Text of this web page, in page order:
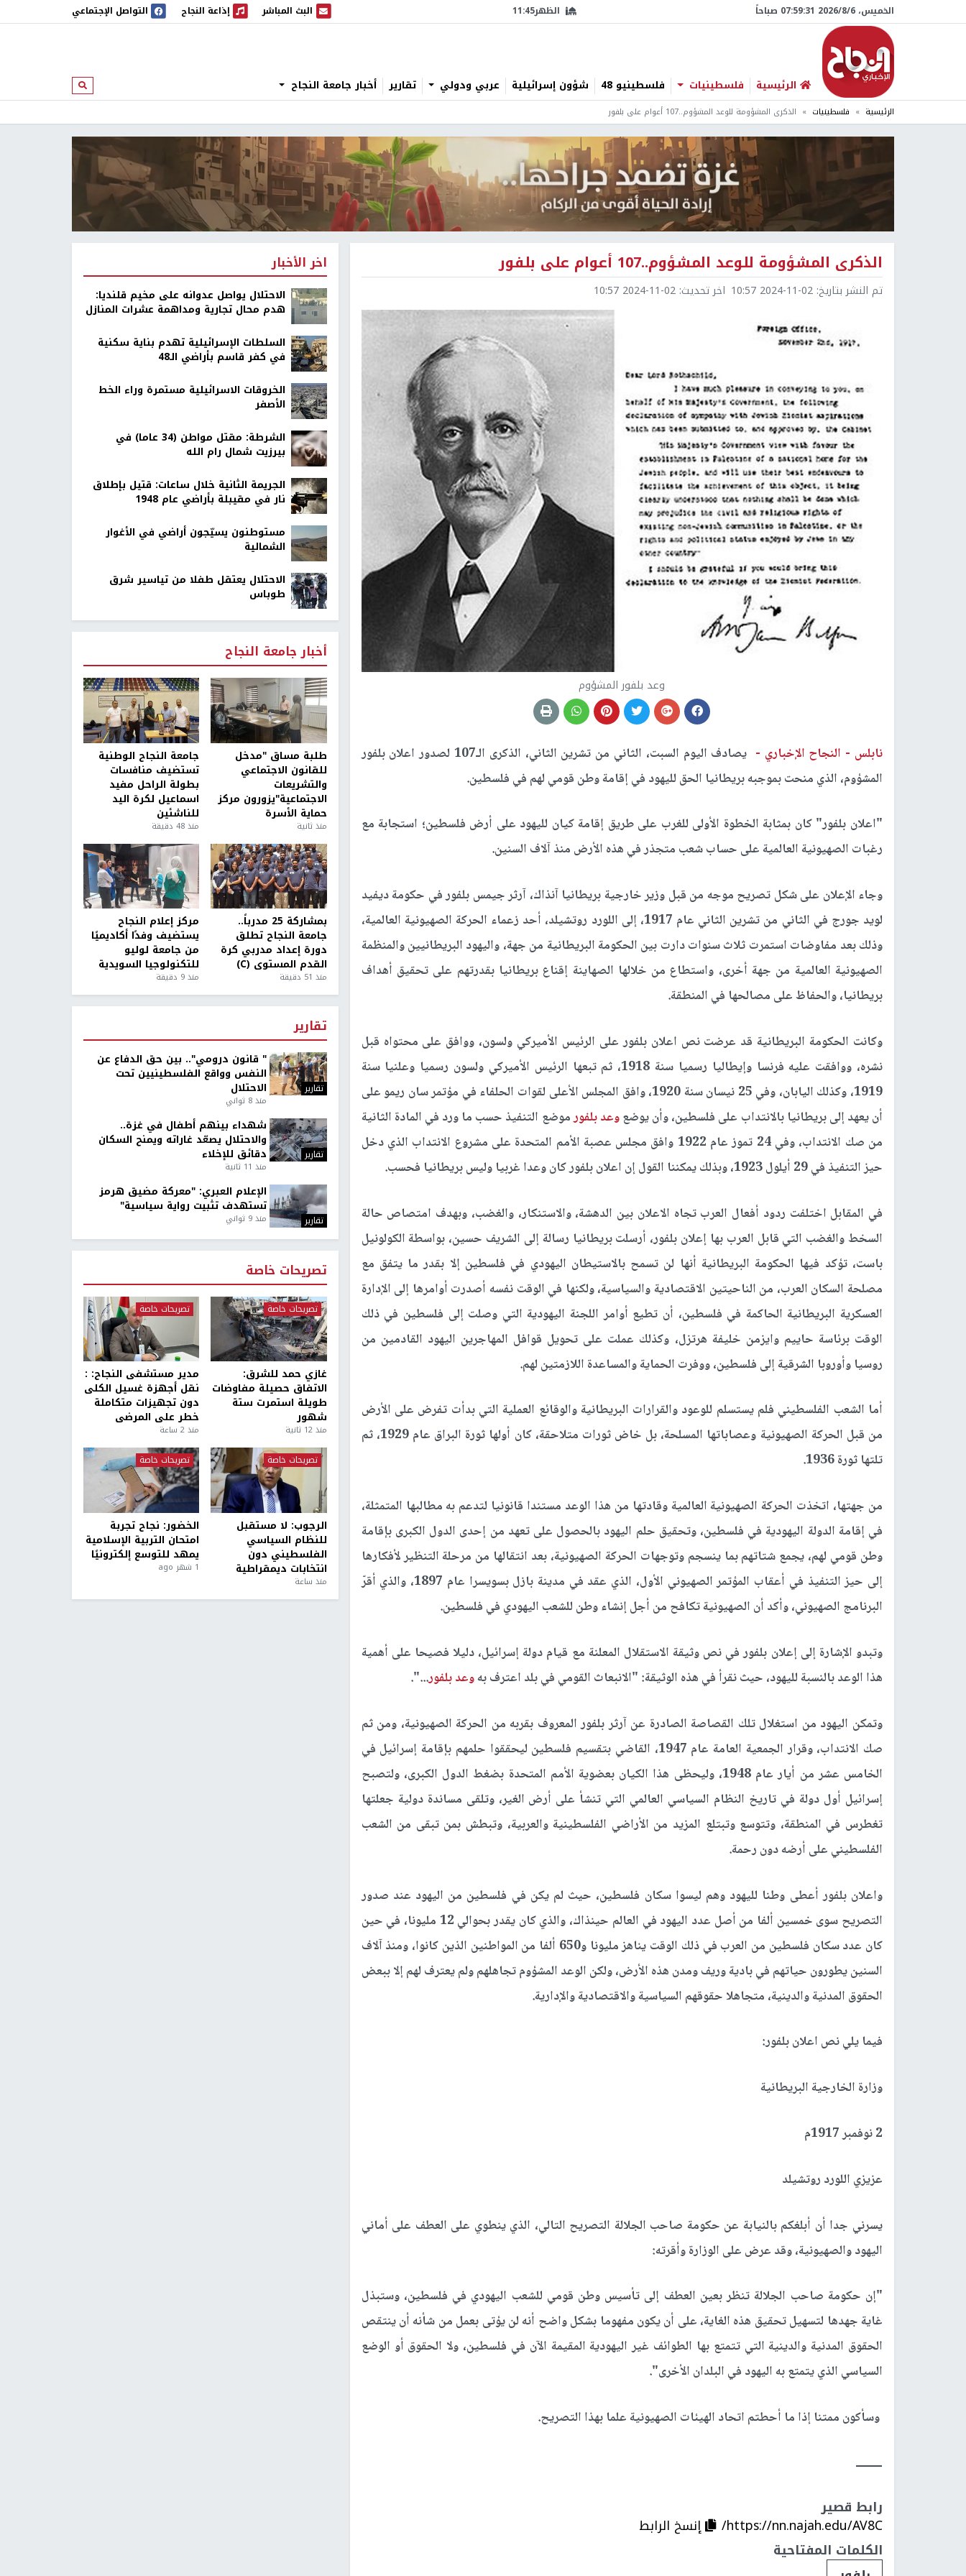
الخميس، 6/‏8/‏2026 07:59:32 صباحاً الظهر11:45 البث المباشر
البث المباشر إذاعة النجاح
إذاعة النجاح التواصل الإجتماعي
الرئيسية فلسطينيات فلسطينيو 48 شؤون إسرائيلية عربي ودولي تقارير أخبار جامعة النجاح ابحث
الرئيسية فلسطينيات الذكرى المشؤومة للوعد المشؤوم..107 أعوام على بلفور
الذكرى المشؤومة للوعد المشؤوم..107 أعوام على بلفور
تم النشر بتاريخ: 2024-11-02 10:57 اخر تحديث: 2024-11-02 10:57
وعد بلفور المشؤوم
نابلس - النجاح الإخباري -
يصادف اليوم السبت، الثاني من تشرين الثاني، الذكرى الـ107 لصدور اعلان بلفور
المشؤوم، الذي منحت بموجبه بريطانيا الحق لليهود في إقامة وطن قومي لهم في فلسطين.
"اعلان بلفور" كان بمثابة الخطوة الأولى للغرب على طريق إقامة كيان لليهود على أرض فلسطين؛ استجابة مع
رغبات الصهيونية العالمية على حساب شعب متجذر في هذه الأرض منذ آلاف السنين.
وجاء الإعلان على شكل تصريح موجه من قبل وزير خارجية بريطانيا آنذاك، آرثر جيمس بلفور في حكومة ديفيد
لويد جورج في الثاني من تشرين الثاني عام 1917، إلى اللورد روتشيلد، أحد زعماء الحركة الصهيونية العالمية،
وذلك بعد مفاوضات استمرت ثلاث سنوات دارت بين الحكومة البريطانية من جهة، واليهود البريطانيين والمنظمة
الصهيونية العالمية من جهة أخرى، واستطاع من خلالها الصهاينة إقناع بريطانيا بقدرتهم على تحقيق أهداف
بريطانيا، والحفاظ على مصالحها في المنطقة.
وكانت الحكومة البريطانية قد عرضت نص اعلان بلفور على الرئيس الأميركي ولسون، ووافق على محتواه قبل
نشره، ووافقت عليه فرنسا وإيطاليا رسميا سنة 1918، ثم تبعها الرئيس الأميركي ولسون رسميا وعلنيا سنة
1919، وكذلك اليابان، وفي 25 نيسان سنة 1920، وافق المجلس الأعلى لقوات الحلفاء في مؤتمر سان ريمو على
أن يعهد إلى بريطانيا بالانتداب على فلسطين، وأن يوضعوعد بلفورموضع التنفيذ حسب ما ورد في المادة الثانية
من صك الانتداب، وفي 24 تموز عام 1922 وافق مجلس عصبة الأمم المتحدة على مشروع الانتداب الذي دخل
حيز التنفيذ في 29 أيلول 1923، وبذلك يمكننا القول إن اعلان بلفور كان وعدا غربيا وليس بريطانيا فحسب.
في المقابل اختلفت ردود أفعال العرب تجاه الاعلان بين الدهشة، والاستنكار، والغضب، وبهدف امتصاص حالة
السخط والغضب التي قابل العرب بها إعلان بلفور، أرسلت بريطانيا رسالة إلى الشريف حسين، بواسطة الكولونيل
باست، تؤكد فيها الحكومة البريطانية أنها لن تسمح بالاستيطان اليهودي في فلسطين إلا بقدر ما يتفق مع
مصلحة السكان العرب، من الناحيتين الاقتصادية والسياسية، ولكنها في الوقت نفسه أصدرت أوامرها إلى الإدارة
العسكرية البريطانية الحاكمة في فلسطين، أن تطيع أوامر اللجنة اليهودية التي وصلت إلى فلسطين في ذلك
الوقت برئاسة حاييم وايزمن خليفة هرتزل، وكذلك عملت على تحويل قوافل المهاجرين اليهود القادمين من
روسيا وأوروبا الشرقية إلى فلسطين، ووفرت الحماية والمساعدة اللازمتين لهم.
أما الشعب الفلسطيني فلم يستسلم للوعود والقرارات البريطانية والوقائع العملية التي بدأت تفرض على الأرض
من قبل الحركة الصهيونية وعصاباتها المسلحة، بل خاض ثورات متلاحقة، كان أولها ثورة البراق عام 1929، ثم
تلتها ثورة 1936.
من جهتها، اتخذت الحركة الصهيونية العالمية وقادتها من هذا الوعد مستندا قانونيا لتدعم به مطالبها المتمثلة،
في إقامة الدولة اليهودية في فلسطين، وتحقيق حلم اليهود بالحصول على تعهد من إحدى الدول الكبرى بإقامة
وطن قومي لهم، يجمع شتاتهم بما ينسجم وتوجهات الحركة الصهيونية، بعد انتقالها من مرحلة التنظير لأفكارها
إلى حيز التنفيذ في أعقاب المؤتمر الصهيوني الأول، الذي عقد في مدينة بازل بسويسرا عام 1897، والذي أقرّ
البرنامج الصهيوني، وأكد أن الصهيونية تكافح من أجل إنشاء وطن للشعب اليهودي في فلسطين.
وتبدو الإشارة إلى إعلان بلفور في نص وثيقة الاستقلال المعلنة مع قيام دولة إسرائيل، دليلا فصيحا على أهمية
هذا الوعد بالنسبة لليهود، حيث نقرأ في هذه الوثيقة: "الانبعاث القومي في بلد اعترف بهوعد بلفور...".
وتمكن اليهود من استغلال تلك القصاصة الصادرة عن آرثر بلفور المعروف بقربه من الحركة الصهيونية، ومن ثم
صك الانتداب، وقرار الجمعية العامة عام 1947، القاضي بتقسيم فلسطين ليحققوا حلمهم بإقامة إسرائيل في
الخامس عشر من أيار عام 1948، وليحظى هذا الكيان بعضوية الأمم المتحدة بضغط الدول الكبرى، ولتصبح
إسرائيل أول دولة في تاريخ النظام السياسي العالمي التي تنشأ على أرض الغير، وتلقى مساندة دولية جعلتها
تغطرس في المنطقة، وتتوسع وتبتلع المزيد من الأراضي الفلسطينية والعربية، وتبطش بمن تبقى من الشعب
الفلسطيني على أرضه دون رحمة.
واعلان بلفور أعطى وطنا لليهود وهم ليسوا سكان فلسطين، حيث لم يكن في فلسطين من اليهود عند صدور
التصريح سوى خمسين ألفا من أصل عدد اليهود في العالم حينذاك، والذي كان يقدر بحوالي 12 مليونا، في حين
كان عدد سكان فلسطين من العرب في ذلك الوقت يناهز مليونا و650 ألفا من المواطنين الذين كانوا، ومنذ آلاف
السنين يطورون حياتهم في بادية وريف ومدن هذه الأرض، ولكن الوعد المشؤوم تجاهلهم ولم يعترف لهم إلا ببعض
الحقوق المدنية والدينية، متجاهلا حقوقهم السياسية والاقتصادية والإدارية.
فيما يلي نص اعلان بلفور:
وزارة الخارجية البريطانية
2 نوفمبر 1917م
عزيزي اللورد روتشيلد
يسرني جدا أن أبلغكم بالنيابة عن حكومة صاحب الجلالة التصريح التالي، الذي ينطوي على العطف على أماني
اليهود والصهيونية، وقد عرض على الوزارة وأقرته:
"إن حكومة صاحب الجلالة تنظر بعين العطف إلى تأسيس وطن قومي للشعب اليهودي في فلسطين، وستبذل
غاية جهدها لتسهيل تحقيق هذه الغاية، على أن يكون مفهوما بشكل واضح أنه لن يؤتى بعمل من شأنه أن ينتقص
الحقوق المدنية والدينية التي تتمتع بها الطوائف غير اليهودية المقيمة الآن في فلسطين، ولا الحقوق أو الوضع
السياسي الذي يتمتع به اليهود في البلدان الأخرى".
وسأكون ممتنا إذا ما أحطتم اتحاد الهيئات الصهيونية علما بهذا التصريح.
ـــــــــ
رابط قصير
https://nn.najah.edu/AV8C/
إنسخ الرابط
الكلمات المفتاحية
اخر الأخبار
الاحتلال يواصل عدوانه على مخيم قلنديا:
هدم محال تجارية ومداهمة عشرات المنازل
السلطات الإسرائيلية تهدم بناية سكنية
في كفر قاسم بأراضي الـ48
الخروقات الاسرائيلية مستمرة وراء الخط
الأصفر
الشرطة: مقتل مواطن (34 عاما) في
بيرزيت شمال رام الله
الجريمة الثانية خلال ساعات: قتيل بإطلاق
نار في مقيبلة بأراضي عام 1948
مستوطنون يسيّجون أراضي في الأغوار
الشمالية
الاحتلال يعتقل طفلا من تياسير شرق
طوباس
أخبار جامعة النجاح
طلبة مساق "مدخل
للقانون الاجتماعي
والتشريعات
الاجتماعية"يزورون مركز
حماية الأسرة
منذ ثانية
جامعة النجاح الوطنية
تستضيف منافسات
بطولة الراحل مفيد
اسماعيل لكرة اليد
للناشئين
منذ 48 دقيقة
بمشاركة 25 مدرباً..
جامعة النجاح تطلق
دورة إعداد مدربي كرة
القدم المستوى (C)
منذ 51 دقيقة
مركز إعلام النجاح
يستضيف وفدًا أكاديميًا
من جامعة لوليو
للتكنولوجيا السويدية
منذ 9 دقيقة
تقارير
تقارير
" قانون درومي".. بين حق الدفاع عن
النفس وواقع الفلسطينيين تحت
الاحتلال
منذ 8 ثواني
تقارير
شهداء بينهم أطفال في غزة..
والاحتلال يصعّد غاراته ويمنح السكان
دقائق للإخلاء
منذ 11 ثانية
تقارير
الإعلام العبري: "معركة مضيق هرمز
تستهدف تثبيت رواية سياسية"
منذ 9 ثواني
تصريحات خاصة
تصريحات خاصة
غازي حمد للشرق:
الاتفاق حصيلة مفاوضات
طويلة استمرت ستة
شهور
منذ 12 ثانية
تصريحات خاصة
مدير مستشفى النجاح: :
نقل أجهزة غسيل الكلى
دون تجهيزات متكاملة
خطر على المرضى
منذ 2 ساعة
تصريحات خاصة
الرجوب: لا مستقبل
للنظام السياسي
الفلسطيني دون
انتخابات ديمقراطية
منذ ساعة
تصريحات خاصة
الخضور: نجاح تجربة
امتحان التربية الإسلامية
يمهد للتوسع إلكترونيًا
1 شهر ago